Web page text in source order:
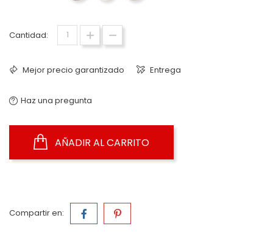
Cantidad:
Mejor precio garantizado Entrega
Haz una pregunta
AÑADIR AL CARRITO
Compartir en: